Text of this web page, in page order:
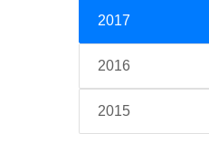
2017
2016
2015